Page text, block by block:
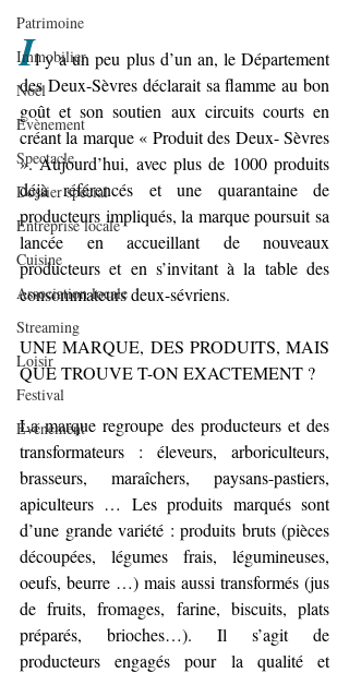
Patrimoine
Immobilier
Noël
Evènement
Spectacle
Dossier spécial
Entreprise locale
Cuisine
Association locale
Streaming
Loisir
Festival
Evénement
Il y a un peu plus d’un an, le Département
des Deux-Sèvres déclarait sa flamme au bon
goût et son soutien aux circuits courts en
créant la marque « Produit des Deux- Sèvres
». Aujourd’hui, avec plus de 1000 produits
déjà référencés et une quarantaine de
producteurs impliqués, la marque poursuit sa
lancée en accueillant de nouveaux
producteurs et en s’invitant à la table des
consommateurs deux-sévriens.
UNE MARQUE, DES PRODUITS, MAIS
QUE TROUVE T-ON EXACTEMENT ?
La marque regroupe des producteurs et des
transformateurs : éleveurs, arboriculteurs,
brasseurs, maraîchers, paysans-pastiers,
apiculteurs … Les produits marqués sont
d’une grande variété : produits bruts (pièces
découpées, légumes frais, légumineuses,
oeufs, beurre …) mais aussi transformés (jus
de fruits, fromages, farine, biscuits, plats
préparés, brioches…). Il s’agit de
producteurs engagés pour la qualité et